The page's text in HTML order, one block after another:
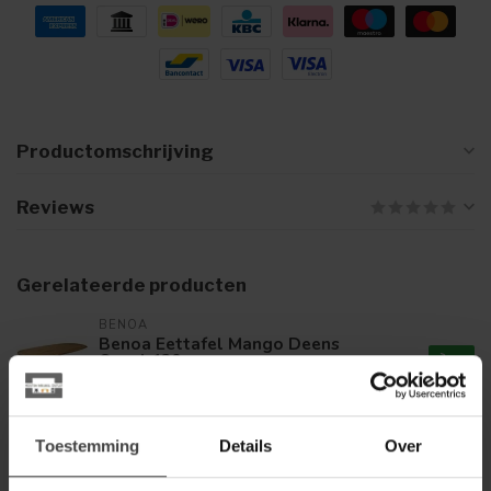
Toestemming Details Over
Productomschrijving
Reviews
Gerelateerde producten
BENOA
Benoa Eettafel Mango Deens
Ovaal 120 cm 349,00
BENOA
Benoa Eettafel Mango Deens